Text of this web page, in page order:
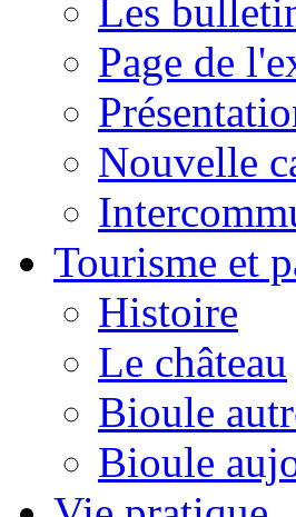
Les
Page de
Nouvelle
Tourisme et
Histoire
Le château
Bioule
Bioule